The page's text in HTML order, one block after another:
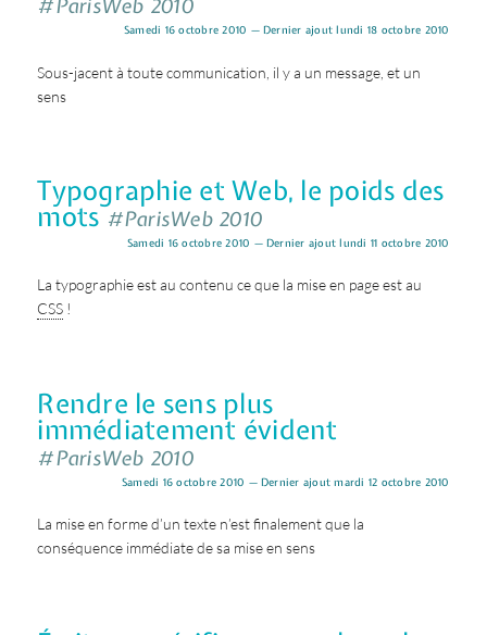
#ParisWeb 2010
Samedi 16 octobre 2010 — Dernier ajout lundi 18 octobre 2010
Sous-jacent à toute communication, il y a un message, et un
sens
Typographie et Web, le poids des
mots#ParisWeb 2010
Samedi 16 octobre 2010 — Dernier ajout lundi 11 octobre 2010
La typographie est au contenu ce que la mise en page est au
CSS !
Rendre le sens plus
immédiatement évident
#ParisWeb 2010
Samedi 16 octobre 2010 — Dernier ajout mardi 12 octobre 2010
La mise en forme d’un texte n’est finalement que la
conséquence immédiate de sa mise en sens